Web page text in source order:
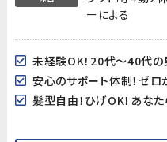
ーによる
未経験OK！20代～40代の
安心のサポート体制！ゼロ
髪型自由！ひげOK！あなた